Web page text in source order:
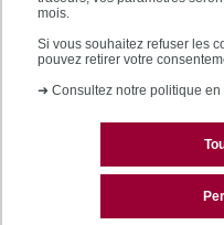
mois.
Si vous souhaitez refuser les
pouvez retirer votre
➜ Consultez notre politique
Contactez les